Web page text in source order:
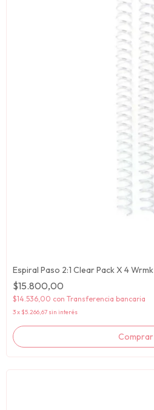
Espiral Paso 2:1 Clear Pack X 4 Wrmk
$15.800,00
$14.536,00 con Transferencia bancaria
3x $5.266,67 sin interés